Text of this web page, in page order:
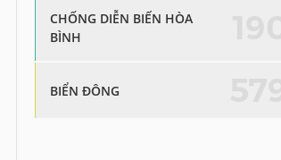
CHỐNG DIỄN BIẾN HÒA
BÌNH
BIỂN ĐÔNG